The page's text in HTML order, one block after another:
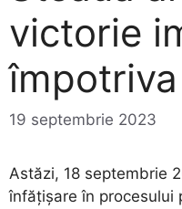
victorie
împotriva
19 septembrie 2023
Astăzi, 18 septembrie
înfățișare în procesului